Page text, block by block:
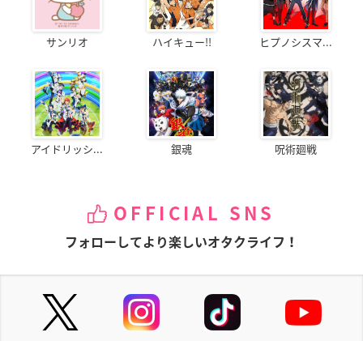
サンリオ ハイキュー!! ヒプノシスマ...
アイドリッシ... 銀魂 呪術廻戦
OFFICIAL SNS
フォローしてより楽しいオタクライフ！